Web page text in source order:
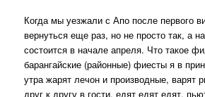
Когда мы уезжали с Апо после первого
вернуться еще раз, но не просто так, а
состоится в начале апреля. Что такое
барангайские (районные) фиесты я в
утра жарят лечон и производные, варят
друг к другу в гости, едят едят едят,